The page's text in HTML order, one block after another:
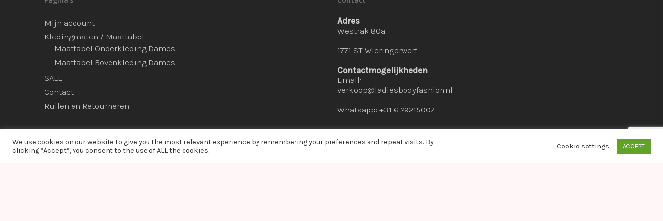
Mijn account
Kledingmaten / Maattabel
Maattabel Onderkleding Dames
Maattabel Bovenkleding Dames
SALE
Contact
Ruilen en Retourneren
Adres
Westrak 80a
1771 ST Wieringerwerf
Contactmogelijkheden
Email:
verkoop@ladiesbodyfashion.nl
Whatsapp: +31 6 29215007
We use cookies on our website to give you the most relevant experience by remembering your preferences and repeat visits. By
clicking “Accept”, you consent to the use of ALL the cookies.
Cookie settings ACCEPT